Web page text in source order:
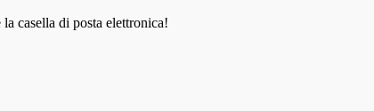
casella di posta elettronica!